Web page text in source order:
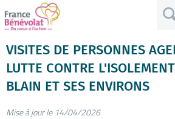
VISITES DE PERSONNES
LUTTE CONTRE
BLAIN ET SES ENVIRONS
Mise à jour le 14/04/2026